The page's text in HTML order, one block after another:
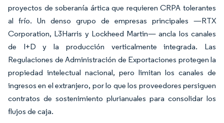
proyectos de soberanía ártica que requieren CRPA tolerantes
al frío. Un denso grupo de empresas principales —RTX
Corporation, L3Harris y Lockheed Martin— ancla los canales
de I+D y la producción verticalmente integrada. Las
Regulaciones de Administración de Exportaciones protegen la
propiedad intelectual nacional, pero limitan los canales de
ingresos en el extranjero, por lo que los proveedores persiguen
contratos de sostenimiento plurianuales para consolidar los
flujos de caja.